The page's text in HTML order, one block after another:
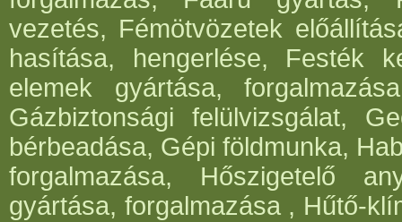
vezetés, Fémötvözetek
hasítása, hengerlése, Festék
elemek gyártása,
Gázbiztonsági felülvizsgálat,
bérbeadása, Gépi földmunka,
forgalmazása, Hőszigetelő
gyártása, forgalmazása , Hűtő-